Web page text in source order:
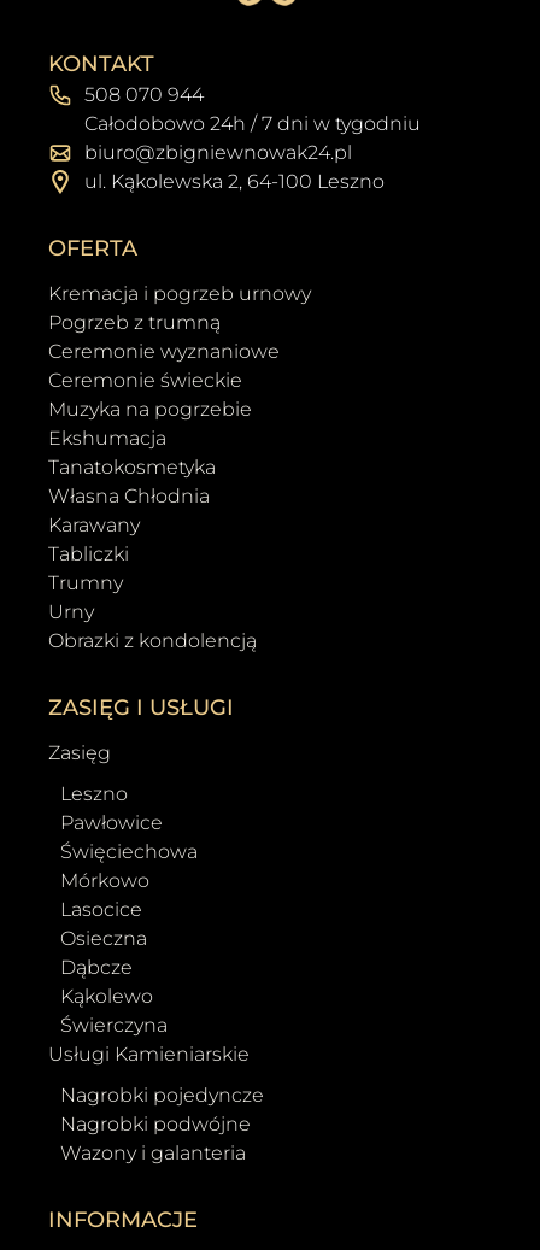
KONTAKT
508 070 944
Całodobowo 24h / 7 dni w tygodniu
biuro@zbigniewnowak24.pl
ul. Kąkolewska 2, 64-100 Leszno
OFERTA
Kremacja i pogrzeb urnowy
Pogrzeb z trumną
Ceremonie wyznaniowe
Ceremonie świeckie
Muzyka na pogrzebie
Ekshumacja
Tanatokosmetyka
Własna Chłodnia
Karawany
Tabliczki
Trumny
Urny
Obrazki z kondolencją
ZASIĘG I USŁUGI
Zasięg
Leszno
Pawłowice
Święciechowa
Mórkowo
Lasocice
Osieczna
Dąbcze
Kąkolewo
Świerczyna
Usługi Kamieniarskie
Nagrobki pojedyncze
Nagrobki podwójne
Wazony i galanteria
INFORMACJE